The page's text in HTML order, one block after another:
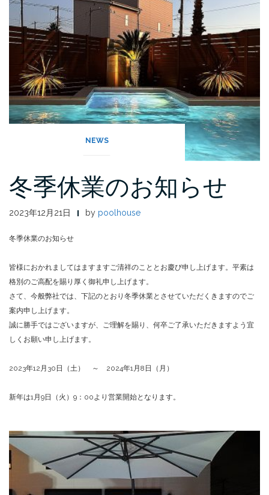
NEWS
冬季休業のお知らせ
2023年12月21日 by poolhouse
冬季休業のお知らせ
皆様におかれましてはますますご清祥のこととお慶び申し上げます。平素は
格別のご高配を賜り厚く御礼申し上げます。
さて、今般弊社では、下記のとおり冬季休業とさせていただくきますのでご
案内申し上げます。
誠に勝手ではございますが、ご理解を賜り、何卒ご了承いただきますよう宜
しくお願い申し上げます。
2023年12月30日（土） ～ 2024年1月8日（月）
新年は1月9日（火）9：00より営業開始となります。